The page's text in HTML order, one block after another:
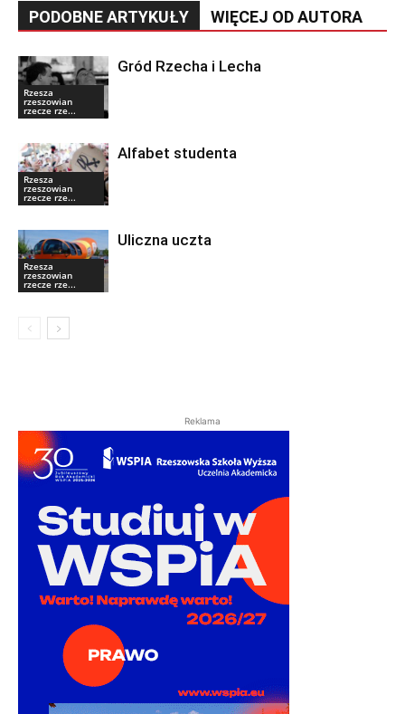
PODOBNE ARTYKUŁY WIĘCEJ OD AUTORA
Rzesza
rzeszowian
rzecze rze...
Gród Rzecha i Lecha
Rzesza
rzeszowian
rzecze rze...
Alfabet studenta
Rzesza
rzeszowian
rzecze rze...
Uliczna uczta
Reklama